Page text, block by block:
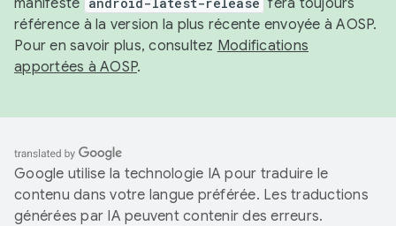
manifeste
fera toujours
référence à la version la plus récente envoyée à AOSP.
Pour en savoir plus, consultez Modifications
apportées à AOSP.
Google utilise la technologie IA pour traduire le
contenu dans votre langue préférée. Les traductions
générées par IA peuvent contenir des erreurs.